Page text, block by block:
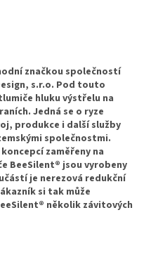
značkou společností
s.r.o. Pod touto
hluku výstřelu na
Jedná se o ryze
produkce i další služby
společnostmi.
zaměřeny na
BeeSilent® jsou vyrobeny
je nerezová redukční
si tak může
několik závitových